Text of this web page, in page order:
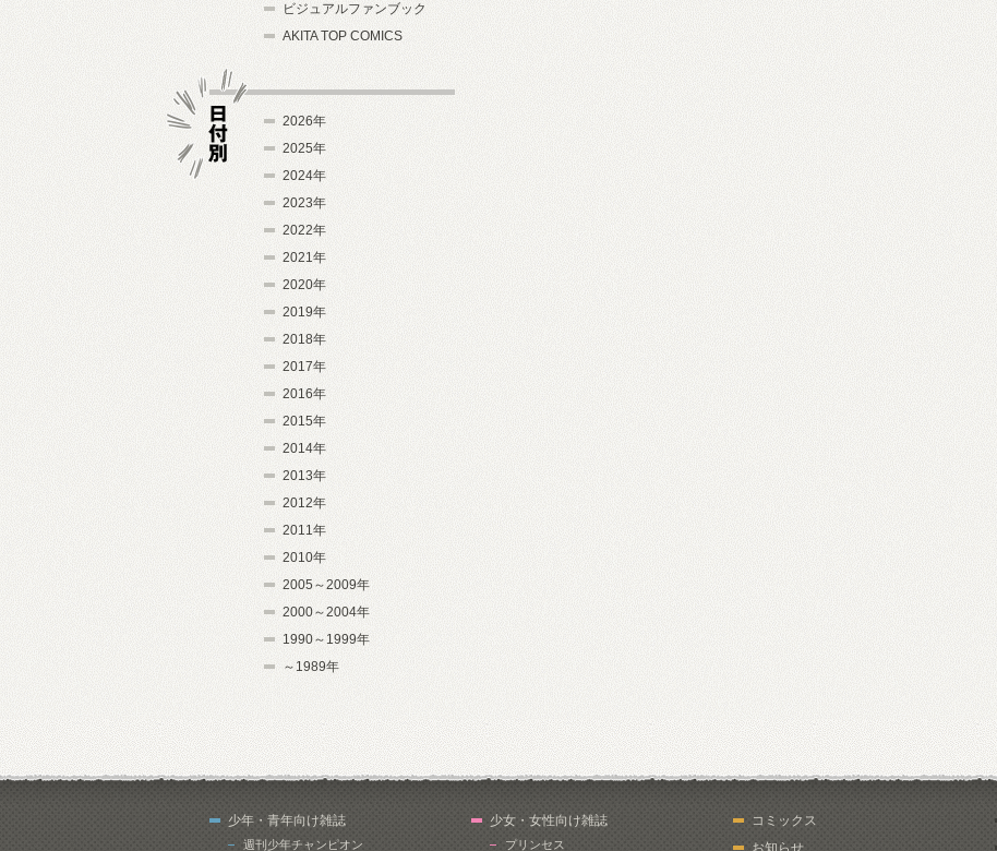
ビジュアルファンブック
AKITA TOP COMICS
2026年
2025年
2024年
2023年
2022年
2021年
2020年
2019年
2018年
2017年
2016年
2015年
2014年
2013年
2012年
2011年
2010年
2005～2009年
2000～2004年
1990～1999年
～1989年
少年・青年向け雑誌
週刊少年チャンピオン
少女・女性向け雑誌
プリンセス
コミックス
お知らせ